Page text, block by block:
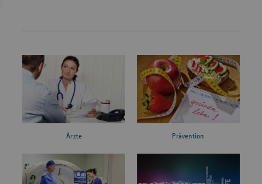
Ärzte Prävention